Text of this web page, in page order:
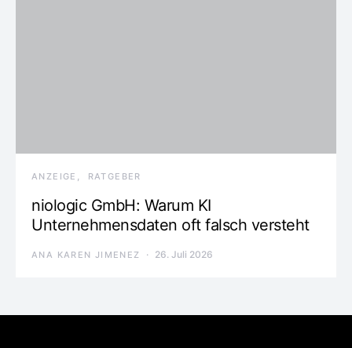
ANZEIGE RATGEBER
niologic GmbH: Warum KI
Unternehmensdaten oft falsch versteht
ANA KAREN JIMENEZ 26. Juli 2026